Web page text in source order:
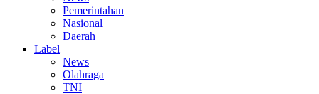
Pemerintahan
Nasional
Daerah
Label
News
Olahraga
TNI